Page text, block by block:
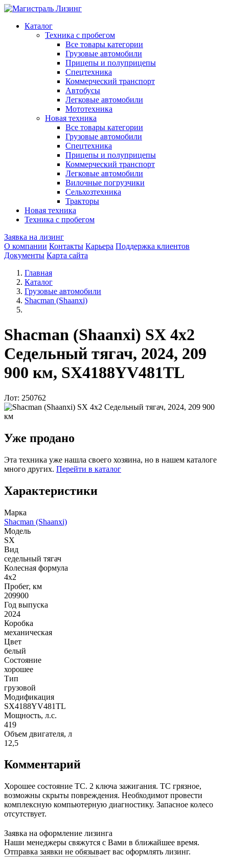
Каталог
Техника с пробегом
Все товары категории
Грузовые автомобили
Прицепы и полуприцепы
Спецтехника
Коммерческий транспорт
Автобусы
Легковые автомобили
Мототехника
Новая техника
Все товары категории
Грузовые автомобили
Спецтехника
Прицепы и полуприцепы
Коммерческий транспорт
Легковые автомобили
Вилочные погрузчики
Сельхозтехника
Тракторы
Новая техника
Техника с пробегом
Заявка на лизинг
О компании Контакты Карьера Поддержка клиентов
Документы Карта сайта
Главная
Каталог
Грузовые автомобили
Shacman (Shaanxi)
Shacman (Shaanxi) SX 4x2
Седельный тягач, 2024, 209
900 км, SX4188YV481TL
Лот: 250762
Уже продано
Эта техника уже нашла своего хозяина, но в нашем каталоге
много других. Перейти в каталог
Характеристики
Марка
Shacman (Shaanxi)
Модель
SX
Вид
седельный тягач
Колесная формула
4x2
Пробег, км
209900
Год выпуска
2024
Коробка
механическая
Цвет
белый
Состояние
хорошее
Тип
грузовой
Модификация
SX4188YV481TL
Мощность, л.с.
419
Объем двигателя, л
12,5
Комментарий
Хорошее состояние ТС. 2 ключа зажигания. ТС грязное,
возможны скрыты повреждения. Необходимот провести
комплексную компьютерную диагностику. Запасное колесо
отсутствует.
Заявка на оформление лизинга
Наши менеджеры свяжутся с Вами в ближайшее время.
Отправка заявки не обязывает вас оформлять лизинг.